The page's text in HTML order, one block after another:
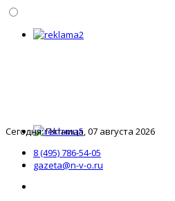
Сегодня: Пятница, 07 августа 2026
8 (495) 786-54-05
gazeta@n-v-o.ru